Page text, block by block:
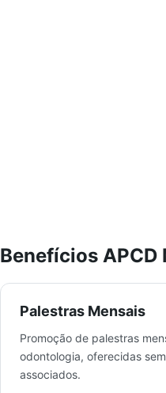
Benefícios APCD
Palestras Mensais
Promoção de palestras
odontologia, oferecidas
associados.